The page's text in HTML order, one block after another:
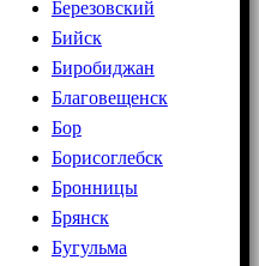
Березовский
Бийск
Биробиджан
Благовещенск
Бор
Борисоглебск
Бронницы
Брянск
Бугульма